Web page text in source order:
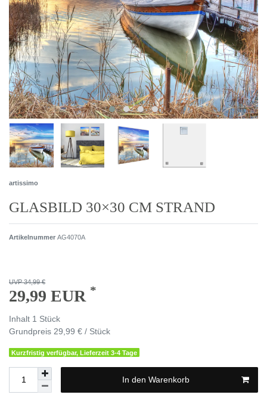
artissimo
GLASBILD 30×30 CM STRAND
Artikelnummer AG4070A
UVP 34,99 €
29,99 EUR *
Inhalt 1 Stück
Grundpreis 29,99 € / Stück
Kurzfristig verfügbar, Lieferzeit 3-4 Tage
In den Warenkorb